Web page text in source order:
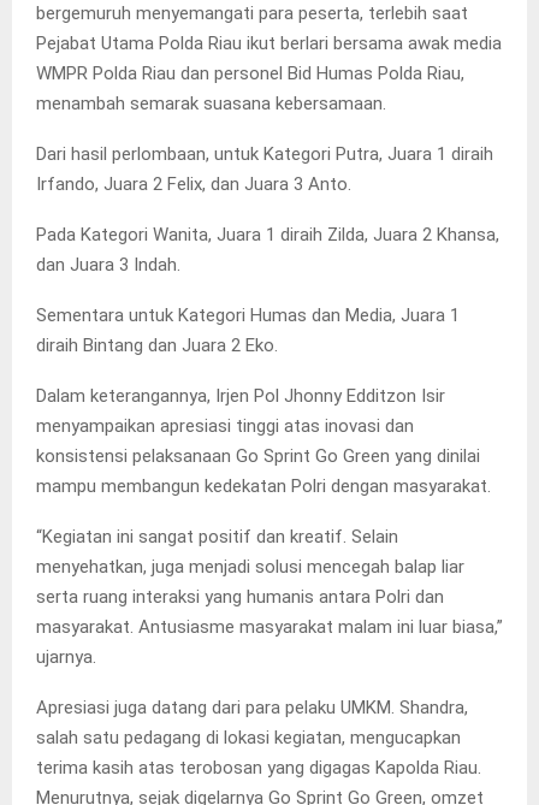
bergemuruh menyemangati para peserta, terlebih saat
Pejabat Utama Polda Riau ikut berlari bersama awak media
WMPR Polda Riau dan personel Bid Humas Polda Riau,
menambah semarak suasana kebersamaan.
Dari hasil perlombaan, untuk Kategori Putra, Juara 1 diraih
Irfando, Juara 2 Felix, dan Juara 3 Anto.
Pada Kategori Wanita, Juara 1 diraih Zilda, Juara 2 Khansa,
dan Juara 3 Indah.
Sementara untuk Kategori Humas dan Media, Juara 1
diraih Bintang dan Juara 2 Eko.
Dalam keterangannya, Irjen Pol Jhonny Edditzon Isir
menyampaikan apresiasi tinggi atas inovasi dan
konsistensi pelaksanaan Go Sprint Go Green yang dinilai
mampu membangun kedekatan Polri dengan masyarakat.
“Kegiatan ini sangat positif dan kreatif. Selain
menyehatkan, juga menjadi solusi mencegah balap liar
serta ruang interaksi yang humanis antara Polri dan
masyarakat. Antusiasme masyarakat malam ini luar biasa,”
ujarnya.
Apresiasi juga datang dari para pelaku UMKM. Shandra,
salah satu pedagang di lokasi kegiatan, mengucapkan
terima kasih atas terobosan yang digagas Kapolda Riau.
Menurutnya, sejak digelarnya Go Sprint Go Green, omzet